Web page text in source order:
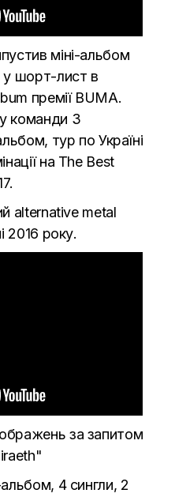
міні-альбом
у шорт-лист в
премії BUMA.
команди 3
тур по Україні
на The Best
alternative metal
2016 року.
4 сингли, 2